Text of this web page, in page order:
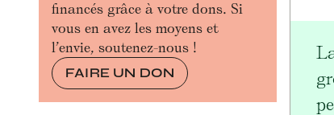
financés grâce à votre dons. Si
vous en avez les moyens et
l’envie, soutenez-nous !
FAIRE UN DON